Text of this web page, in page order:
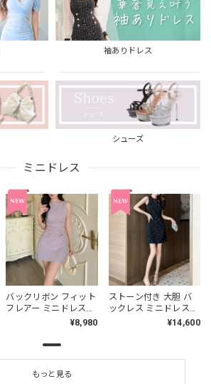
袖ありドレス
シューズ
ミニドレス
バックリボン フィット
フレアー ミニドレス
¥8,980
ストーン付き 大胆 バ
ックレス ミニドレス
¥14,600
もっと見る